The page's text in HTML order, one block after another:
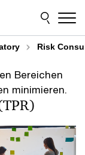
Risk
Bereichen
minimieren.